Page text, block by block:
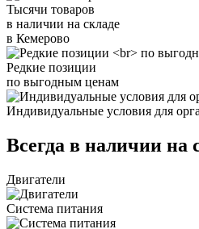
Тысячи товаров
в наличии на складе
в Кемерово
Редкие позиции
по выгодным ценам
Индивидуальные условия для
Всегда в наличии на
Двигатели
Система питания